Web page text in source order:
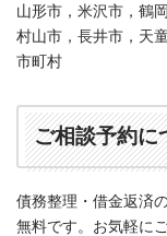
山形市，米沢市，鶴
村山市，長井市，天
市町村
ご相談予約に
債務整理・借金返済
無料です。お気軽に